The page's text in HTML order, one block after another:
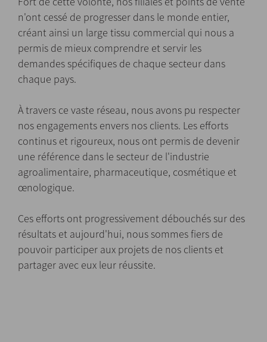
n'ont cessé de progresser dans le monde entier,
créant ainsi un large tissu commercial qui nous a
permis de mieux comprendre et servir les
demandes spécifiques de chaque secteur dans
chaque pays.
À travers ce vaste réseau, nous avons pu respecter
nos engagements envers nos clients. Les efforts
continus et rigoureux, nous ont permis de devenir
une référence dans le secteur de l'industrie
agroalimentaire, pharmaceutique, cosmétique et
œnologique.
Ces efforts ont progressivement débouchés sur des
résultats et aujourd'hui, nous sommes fiers de
pouvoir participer aux projets de nos clients et
partager avec eux leur réussite.